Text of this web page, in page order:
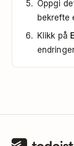
Oppgi
bekrefte
Klikk på